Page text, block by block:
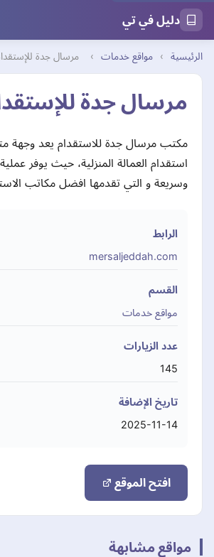
دليل في تي
الرئيسية › مواقع خدمات › مرسال جدة
مرسال جدة
مكتب مرسال جدة للاستقدام يعد
استقدام العمالة المنزلية، حيث يوفر
وسريعة و التي تقدمها افضل مكاتب
الرابط
mersaljeddah.com
القسم
مواقع خدمات
عدد الزيارات
145
تاريخ الإضافة
2025-11-14
افتح الموقع
مواقع مشابهة